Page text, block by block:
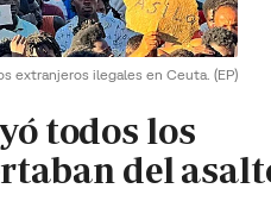
extranjeros ilegales en Ceuta. (EP)
todos los
del